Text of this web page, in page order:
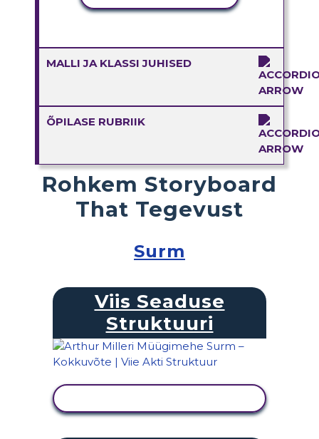
MALLI JA KLASSI JUHISED
ÕPILASE RUBRIIK
Rohkem Storyboard
That Tegevust
Surm
Viis Seaduse
Struktuuri